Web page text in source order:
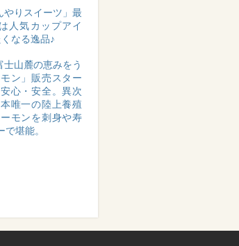
やりスイーツ」最
人気カップアイ
なる逸品♪
士山麓の恵みをう
ン」販売スター
心・安全。異次
唯一の陸上養殖
モンを刺身や寿
堪能。